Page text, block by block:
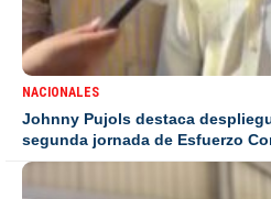
NACIONALES
Johnny Pujols destaca
segunda jornada de Esfuerzo